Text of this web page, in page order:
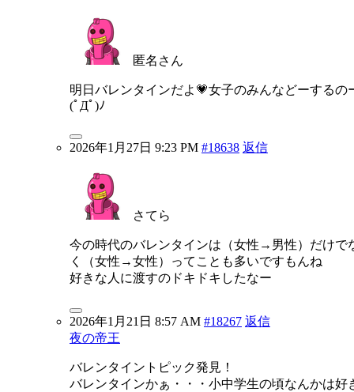
匿名さん
明日バレンタインだよ💗女子のみんなどーするの
(ﾟДﾟ)ﾉ
2026年1月27日 9:23 PM #18638 返信
さてら
今の時代のバレンタインは（女性→男性）だけで
く（女性→女性）ってことも多いですもんね
好きな人に渡すのドキドキしたなー
2026年1月21日 8:57 AM #18267 返信
夜の帝王
バレンタイントピック発見！
バレンタインかぁ・・・小中学生の頃なんかは好